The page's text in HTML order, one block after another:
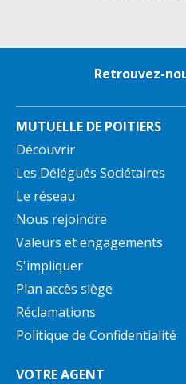
Retrouvez-
MUTUELLE DE POITIERS
Découvrir
Les Délégués Sociétaires
Le réseau
Nous rejoindre
Valeurs et engagements
S'impliquer
Plan accès siège
Réclamations
Politique de Confidentialité
VOTRE AGENT